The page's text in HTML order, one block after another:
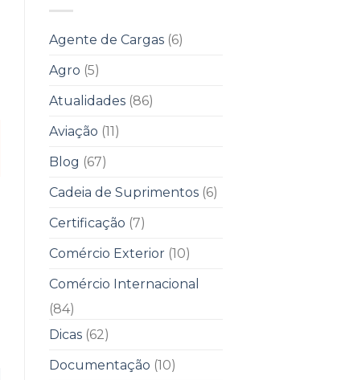
Agente de Cargas(6)
Agro (5)
Atualidades(86)
Aviação (11)
Blog (67)
Cadeia de Suprimentos(6)
Certificação (7)
Comércio Exterior(10)
Comércio Internacional
(84)
Dicas(62)
Documentação (10)